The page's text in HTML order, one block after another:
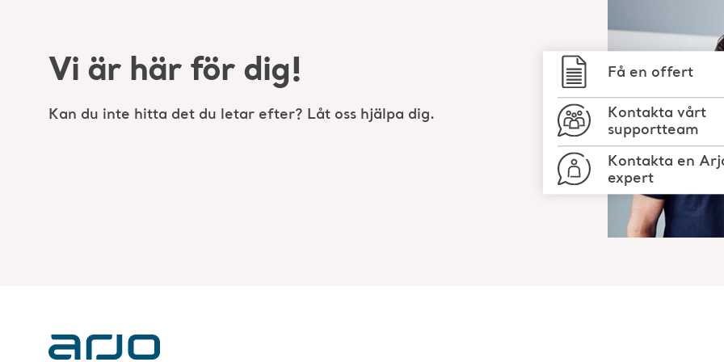
Vi är här för dig!
Kan du inte hitta det du letar efter? Låt oss hjälpa dig.
Få en offert
Kontakta vårt
supportteam
Kontakta en
expert